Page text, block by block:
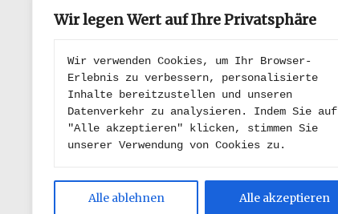
Wir legen Wert auf Ihre Privatsphäre
Wir verwenden Cookies, um Ihr Browser-
Erlebnis zu verbessern, personalisierte
Inhalte bereitzustellen und unseren
Datenverkehr zu analysieren. Indem Sie auf
"Alle akzeptieren" klicken, stimmen Sie
unserer Verwendung von Cookies zu.
Alle ablehnen Alle akzeptieren